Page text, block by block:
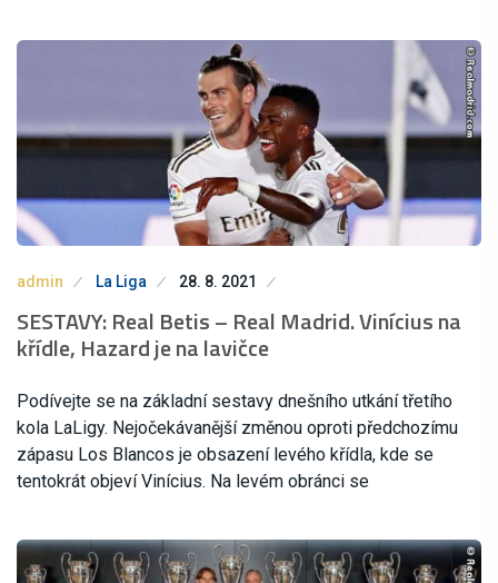
admin La Liga 28. 8. 2021
SESTAVY: Real Betis – Real Madrid. Vinícius na
křídle, Hazard je na lavičce
Podívejte se na základní sestavy dnešního utkání třetího
kola LaLigy. Nejočekávanější změnou oproti předchozímu
zápasu Los Blancos je obsazení levého křídla, kde se
tentokrát objeví Vinícius. Na levém obránci se